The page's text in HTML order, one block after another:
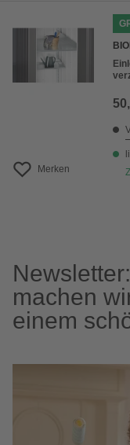
Bewertung
Merken
machen
einem